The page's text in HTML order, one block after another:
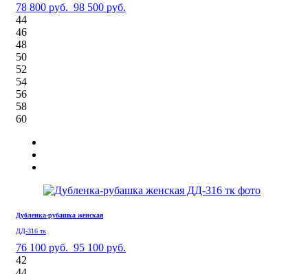
78 800 руб. 98 500 руб.
44
46
48
50
52
54
56
58
60
Дубленка-рубашка женская
ДД-316 тк
76 100 руб. 95 100 руб.
42